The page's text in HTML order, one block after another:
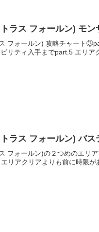
ラス フォールン) モン
フォールン) 攻略チャート
リティ入手までpart.5 エリア
Atlas
フォールン)の２つめのエリ
リアクリアよりも前に時限